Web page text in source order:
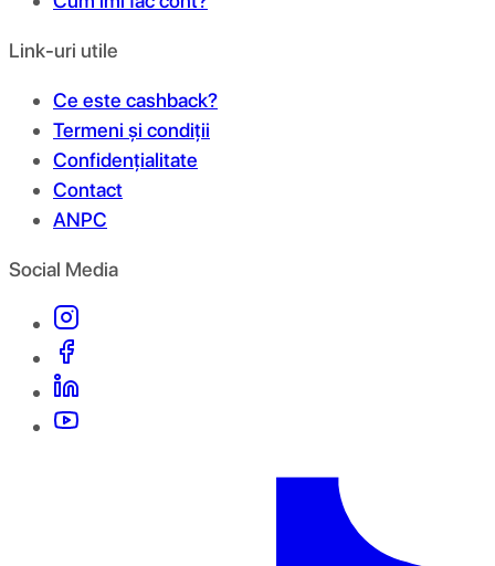
Link-uri utile
Ce este cashback?
Termeni și condiții
Confidențialitate
Contact
ANPC
Social Media